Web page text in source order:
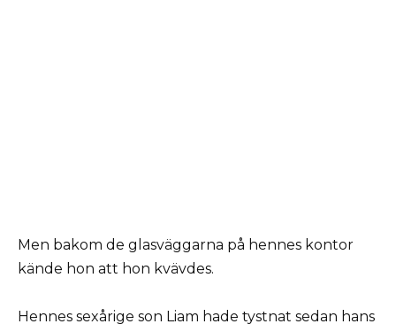
Men bakom de glasväggarna på hennes kontor
kände hon att hon kvävdes.
Hennes sexårige son Liam hade tystnat sedan hans